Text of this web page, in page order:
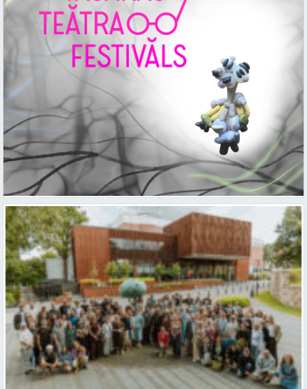
Valmieras teātris uzsāk 104. sezonu – par varu, brīvību